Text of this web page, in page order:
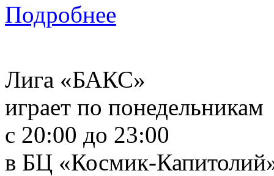
Подробнее
Лига «БАКС»
играет по понедельникам
с 20:00 до 23:00
в БЦ «Космик-